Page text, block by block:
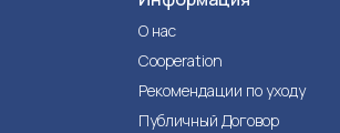
О нас
Cooperation
Рекомендации по уходу
Публичный Договор